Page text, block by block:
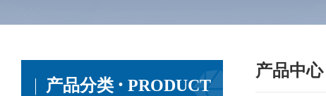
产品中心
产品分类 · PRODUCT